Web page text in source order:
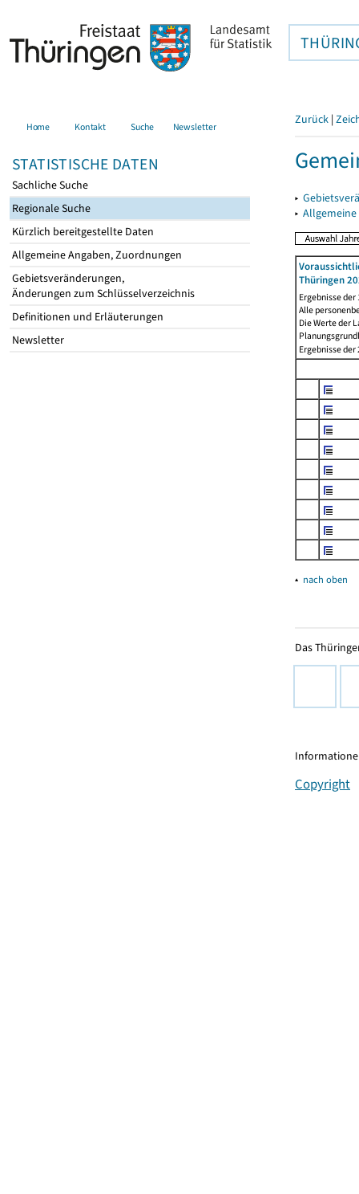
Home Kontakt Suche Newsletter
STATISTISCHE DATEN
Sachliche Suche
Regionale Suche
Kürzlich bereitgestellte Daten
Allgemeine Angaben, Zuordnungen
Gebietsveränderungen,
Änderungen zum Schlüsselverzeichnis
Definitionen und Erläuterungen
Newsletter
Zurück |
▸
▸
Thüringen
Ergebnisse
Alle
Die Werte der
Ergebnisse
▴ nach oben
Das
Copyright